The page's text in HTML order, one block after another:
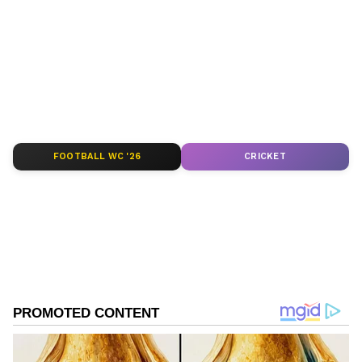
DOWNLOAD APP
FOOTBALL WC '26 CRICKET